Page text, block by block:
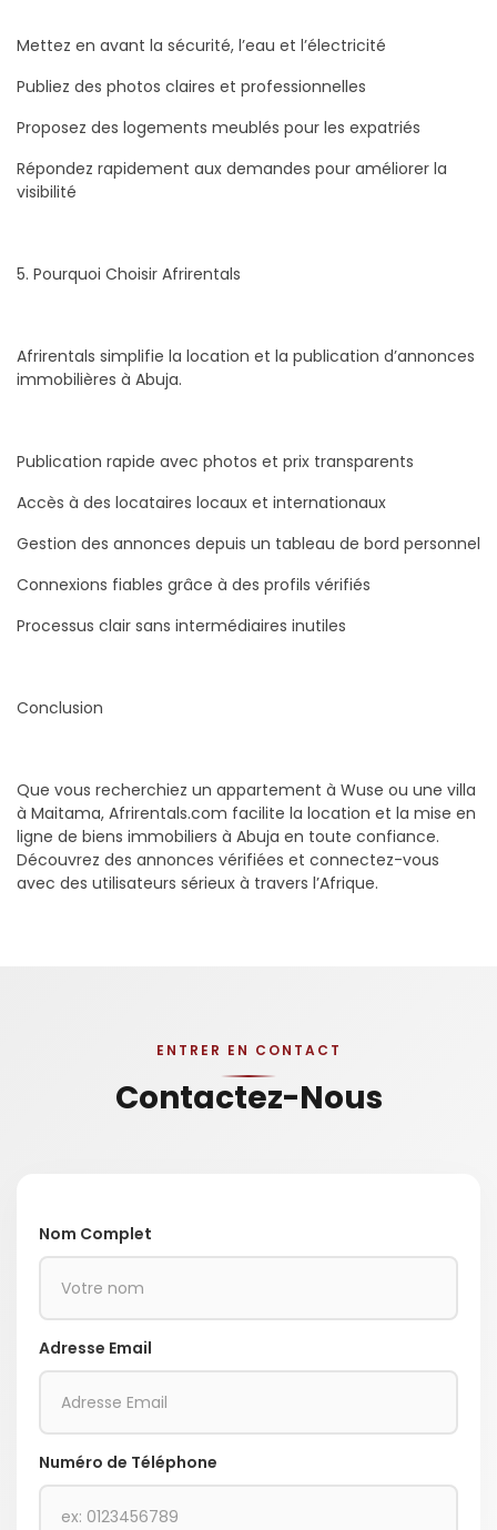
Mettez en avant la sécurité, l’eau et l’électricité
Publiez des photos claires et professionnelles
Proposez des logements meublés pour les expatriés
Répondez rapidement aux demandes pour améliorer la
visibilité
5. Pourquoi Choisir Afrirentals
Afrirentals simplifie la location et la publication d’annonces
immobilières à Abuja.
Publication rapide avec photos et prix transparents
Accès à des locataires locaux et internationaux
Gestion des annonces depuis un tableau de bord personnel
Connexions fiables grâce à des profils vérifiés
Processus clair sans intermédiaires inutiles
Conclusion
Que vous recherchiez un appartement à Wuse ou une villa
à Maitama, Afrirentals.com facilite la location et la mise en
ligne de biens immobiliers à Abuja en toute confiance.
Découvrez des annonces vérifiées et connectez-vous
avec des utilisateurs sérieux à travers l’Afrique.
ENTRER EN CONTACT
Contactez-Nous
Nom Complet
Adresse Email
Numéro de Téléphone